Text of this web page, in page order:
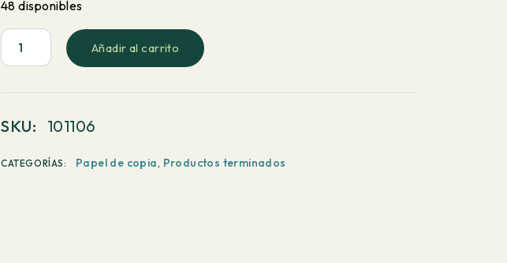
48 disponibles
PaperWise
de
Añadir al carrito
SKU: 101106
CATEGORÍAS: Papel de copia, Productos terminados